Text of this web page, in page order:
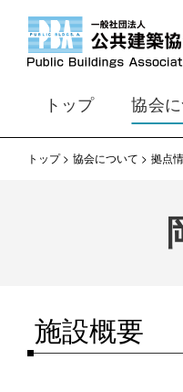
トップ 協会
トップ 協会について 拠点
施設概要